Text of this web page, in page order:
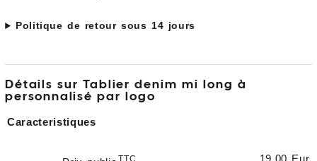
Politique de retour sous 14 jours
Détails sur Tablier denim mi long à
personnalisé par logo
Caracteristiques